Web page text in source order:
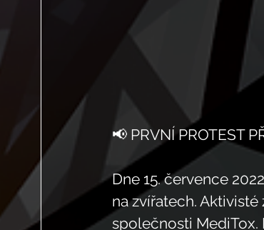
📢 PRVNÍ PROTEST
Dne 15. července
na zvířatech.
společnosti MediTox.